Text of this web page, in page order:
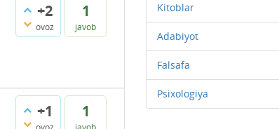
+2
ovoz
1
javob
+1 1
Kitoblar
Adabiyot
Falsafa
Psixologiya